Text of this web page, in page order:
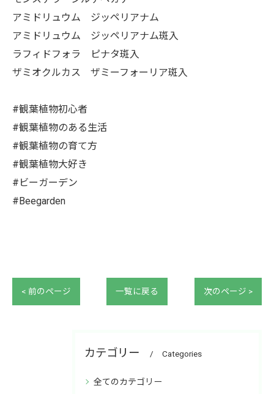
アミドリュウム ジッペリアナム
アミドリュウム ジッペリアナム斑入
ラフィドフォラ ピナタ斑入
ザミオクルカス ザミーフォーリア斑入
#観葉植物初心者
#観葉植物のある生活
#観葉植物の育て方
#観葉植物大好き
#ビーガーデン
#Beegarden
< 前のページ 一覧に戻る 次のページ >
カテゴリー Categories
全てのカテゴリー